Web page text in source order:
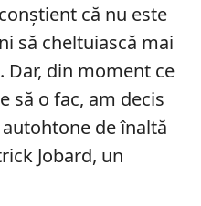
că nu este
să cheltuiască mai
Dar, din moment ce
să o fac, am decis
de înaltă
Jobard, un